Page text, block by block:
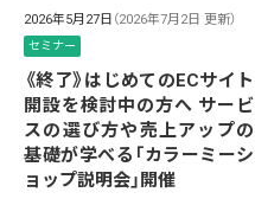
2026年5月27日 （2026年7月2日 更新）
セミナー
《終了》はじめてのECサイト
開設を検討中の方へ サービ
スの選び方や売上アップの
基礎が学べる「カラーミーシ
ョップ説明会」開催